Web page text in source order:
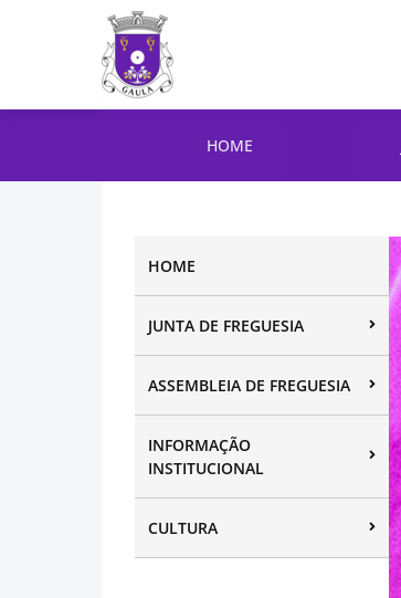
HOME
HOME
JUNTA DE FREGUESIA
ASSEMBLEIA DE FREGUESIA
INFORMAÇÃO
INSTITUCIONAL
CULTURA